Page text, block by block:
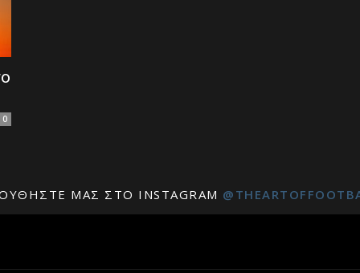
0
ΜΑΣ ΣΤΟ INSTAGRAM